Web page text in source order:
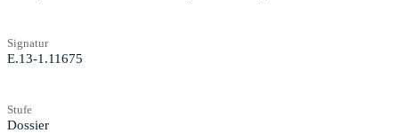
Signatur
E.13-1.11675
Stufe
Dossier